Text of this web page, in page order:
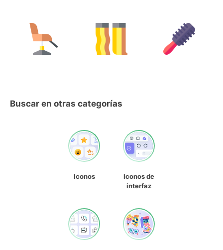
Buscar en otras categorías
Iconos
Iconos de
interfaz